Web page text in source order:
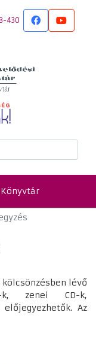
430
lévő
k, zenei CD-k,
Az